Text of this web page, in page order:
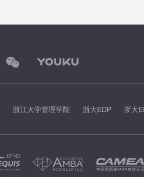
浙江大学管理学院 浙大EDP 浙大